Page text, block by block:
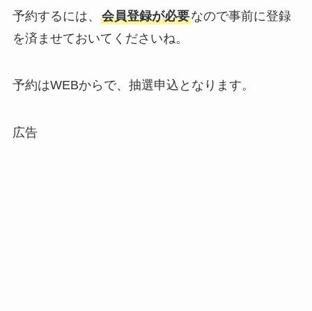
予約するには、 会員登録が必要なので事前に登録
を済ませておいてくださいね。
予約はWEBからで、抽選申込となります。
広告